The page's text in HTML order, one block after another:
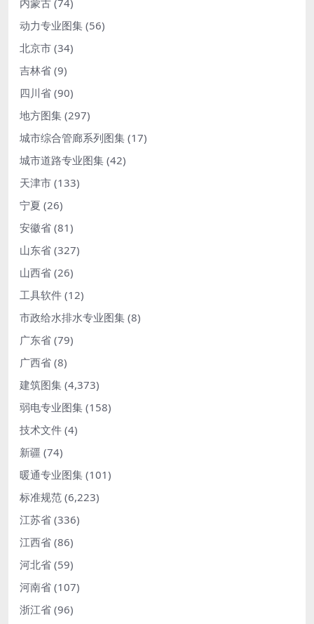
内蒙古 (74)
动力专业图集 (56)
北京市 (34)
吉林省 (9)
四川省 (90)
地方图集 (297)
城市综合管廊系列图集 (17)
城市道路专业图集 (42)
天津市 (133)
宁夏 (26)
安徽省 (81)
山东省 (327)
山西省 (26)
工具软件 (12)
市政给水排水专业图集 (8)
广东省 (79)
广西省 (8)
建筑图集 (4,373)
弱电专业图集 (158)
技术文件 (4)
新疆 (74)
暖通专业图集 (101)
标准规范 (6,223)
江苏省 (336)
江西省 (86)
河北省 (59)
河南省 (107)
浙江省 (96)